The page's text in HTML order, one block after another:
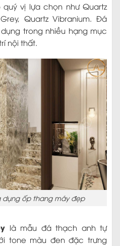
vị lựa chọn như Quartz
Quartz Vibranium. Đá
trong nhiều hạng mục
nội thất.
dụng ốp thang máy đẹp
là mẫu đá thạch anh tự
tone màu đen đặc trưng